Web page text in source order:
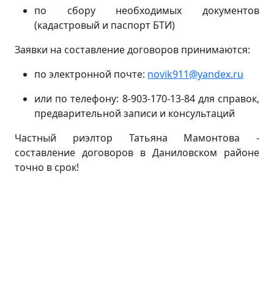
по сбору необходимых документов
(кадастровый и паспорт БТИ)
Заявки на составление договоров принимаются:
по электронной почте: novik911@yandex.ru
или по телефону: 8-903-170-13-84 для справок,
предварительной записи и консультаций
Частный риэлтор Татьяна Мамонтова -
составление договоров в Даниловском районе
точно в срок!